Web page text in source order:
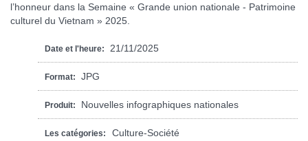
l’honneur dans la Semaine « Grande union nationale - Patrimoine
culturel du Vietnam » 2025.
Date et l'heure: 21/11/2025
Format: JPG
Produit: Nouvelles infographiques nationales
Les catégories: Culture-Société